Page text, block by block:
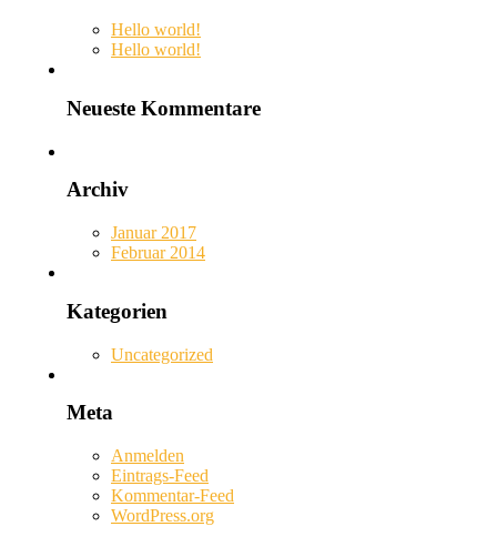
Hello world!
Hello world!
Neueste Kommentare
Archiv
Januar 2017
Februar 2014
Kategorien
Uncategorized
Meta
Anmelden
Eintrags-Feed
Kommentar-Feed
WordPress.org